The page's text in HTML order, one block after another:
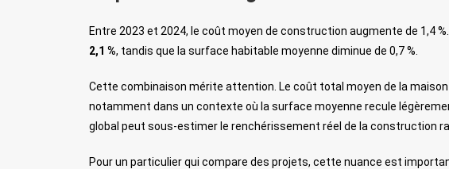
Entre 2023 et 2024, le coût moyen de construction augmente de 1,4
2,1 %, tandis que la surface habitable moyenne diminue de 0,7 %.
Cette combinaison mérite attention. Le coût total moyen de la
notamment dans un contexte où la surface moyenne recule
global peut sous-estimer le renchérissement réel de la construction
Pour un particulier qui compare des projets, cette nuance est